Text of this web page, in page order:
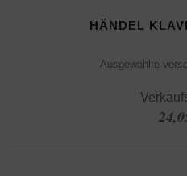
HÄNDEL
Ausgewählte